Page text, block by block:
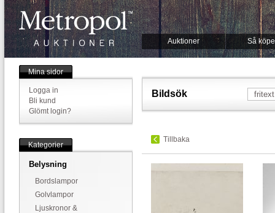
Auktioner Så
Mina sidor
Logga in
Bli kund
Glömt login?
Kategorier
Belysning
Bordslampor
Golvlampor
Ljuskronor &
Bildsök
Tillbaka